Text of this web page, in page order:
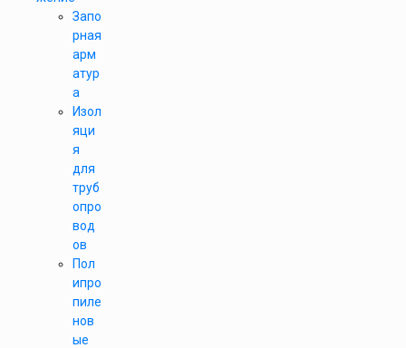
Запо
рная
арм
атур
а
Изол
яци
я
для
труб
опро
вод
ов
Пол
ипро
пиле
нов
ые